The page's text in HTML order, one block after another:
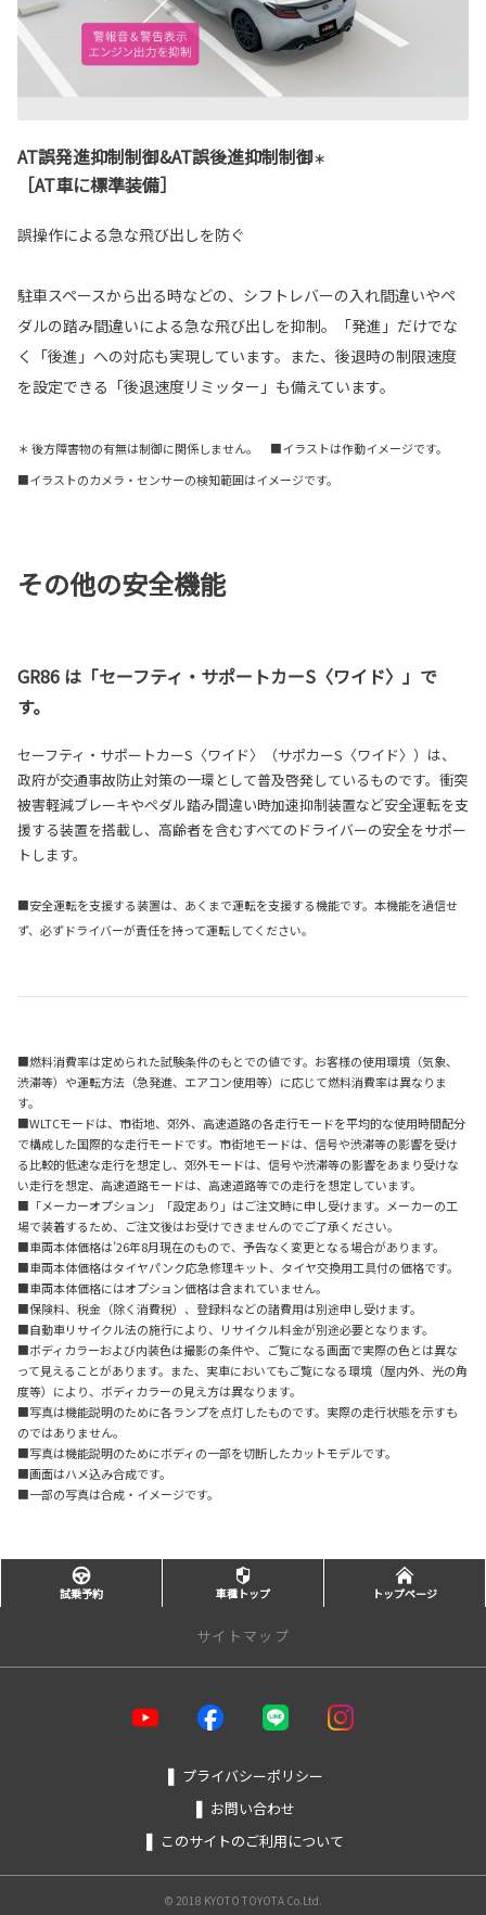
AT誤発進抑制制御&AT誤後進抑制制御＊
［AT車に標準装備］
誤操作による急な飛び出しを防ぐ
駐車スペースから出る時などの、シフトレバーの入れ間違いやペ
ダルの踏み間違いによる急な飛び出しを抑制。「発進」だけでな
く「後進」への対応も実現しています。また、後退時の制限速度
を設定できる「後退速度リミッター」も備えています。
＊ 後方障害物の有無は制御に関係しません。 ■イラストは作動イメージです。
■イラストのカメラ・センサーの検知範囲はイメージです。
その他の安全機能
GR86 は「セーフティ・サポートカーS〈ワイド〉」で
す。
セーフティ・サポートカーS〈ワイド〉（サポカーS〈ワイド〉）は、
政府が交通事故防止対策の一環として普及啓発しているものです。衝突
被害軽減ブレーキやペダル踏み間違い時加速抑制装置など安全運転を支
援する装置を搭載し、高齢者を含むすべてのドライバーの安全をサポー
トします。
■安全運転を支援する装置は、あくまで運転を支援する機能です。本機能を過信せ
ず、必ずドライバーが責任を持って運転してください。
■燃料消費率は定められた試験条件のもとでの値です。お客様の使用環境（気象、
渋滞等）や運転方法（急発進、エアコン使用等）に応じて燃料消費率は異なりま
す。
■WLTCモードは、市街地、郊外、高速道路の各走行モードを平均的な使用時間配分
で構成した国際的な走行モードです。市街地モードは、信号や渋滞等の影響を受け
る比較的低速な走行を想定し、郊外モードは、信号や渋滞等の影響をあまり受けな
い走行を想定、高速道路モードは、高速道路等での走行を想定しています。
■「メーカーオプション」「設定あり」はご注文時に申し受けます。メーカーの工
場で装着するため、ご注文後はお受けできませんのでご了承ください。
■車両本体価格は’26年8月現在のもので、予告なく変更となる場合があります。
■車両本体価格はタイヤパンク応急修理キット、タイヤ交換用工具付の価格です。
■車両本体価格にはオプション価格は含まれていません。
■保険料、税金（除く消費税）、登録料などの諸費用は別途申し受けます。
■自動車リサイクル法の施行により、リサイクル料金が別途必要となります。
■ボディカラーおよび内装色は撮影の条件や、ご覧になる画面で実際の色とは異な
って見えることがあります。また、実車においてもご覧になる環境（屋内外、光の角
度等）により、ボディカラーの見え方は異なります。
■写真は機能説明のために各ランプを点灯したものです。実際の走行状態を示すも
のではありません。
■写真は機能説明のためにボディの一部を切断したカットモデルです。
■画面はハメ込み合成です。
■一部の写真は合成・イメージです。
試乗予約 車種トップ トップページ
サイトマップ
福祉車両（ウェルキャブ）
❚ プライバシーポリシー
❚ お問い合わせ
❚ このサイトのご利用について
© 2018 KYOTO TOYOTA Co.Ltd.